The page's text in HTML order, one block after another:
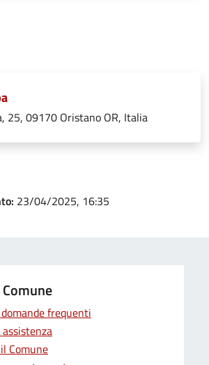
25, 09170 Oristano OR, Italia
23/04/2025, 16:35
frequenti
Comune